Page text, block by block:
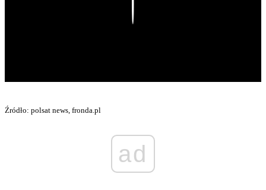
Źródło: polsat news, fronda.pl
ad